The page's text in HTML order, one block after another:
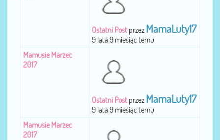
Ostatni Post przez MamaLuty17
9 lata 9 miesiąc temu
Mamusie Marzec
2017
Ostatni Post przez MamaLuty17
9 lata 9 miesiąc temu
Mamusie Marzec
2017